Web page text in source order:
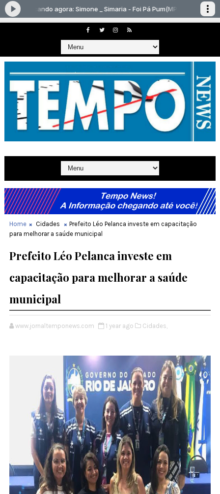
Home Cidades
Prefeito Léo Pelanca investe em capacitação
para melhorar a saúde municipal
Prefeito Léo Pelanca investe em
capacitação para melhorar a saúde
municipal
www.jornaltemponews.com 1 year ago Cidades,